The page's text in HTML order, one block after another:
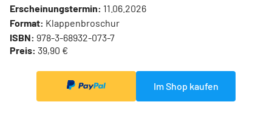
Erscheinungstermin: 11.06.2026
Format: Klappenbroschur
ISBN: 978-3-68932-073-7
Preis: 39,90 €
Im Shop kaufen